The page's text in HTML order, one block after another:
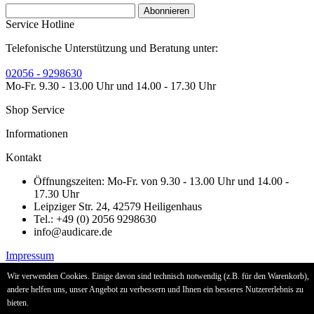
Abonnieren
Service Hotline
Telefonische Unterstützung und Beratung unter:
02056 - 9298630
Mo-Fr. 9.30 - 13.00 Uhr und 14.00 - 17.30 Uhr
Shop Service
Informationen
Kontakt
Öffnungszeiten: Mo-Fr. von 9.30 - 13.00 Uhr und 14.00 -
17.30 Uhr
Leipziger Str. 24, 42579 Heiligenhaus
Tel.: +49 (0) 2056 9298630
info@audicare.de
Impressum
Widerrufsformular
* Alle Preise inkl. gesetzl. Mehrwertsteuer zzgl.
Wir verwenden Cookies. Einige davon sind technisch notwendig (z.B. für den Warenkorb),
andere helfen uns, unser Angebot zu verbessern und Ihnen ein besseres Nutzererlebnis zu
bieten.